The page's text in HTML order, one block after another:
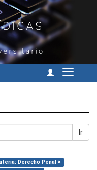
Cambiar
Ir
Derecho Penal ×